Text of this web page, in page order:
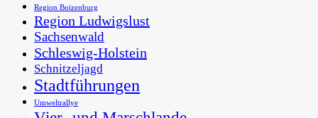
Region Boizenburg
Region Ludwigslust
Sachsenwald
Schleswig-Holstein
Schnitzeljagd
Stadtführungen
Umweltrallye